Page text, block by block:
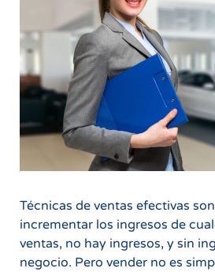
Técnicas de ventas efectivas
incrementar los ingresos de
ventas, no hay ingresos, y sin
negocio. Pero vender no es